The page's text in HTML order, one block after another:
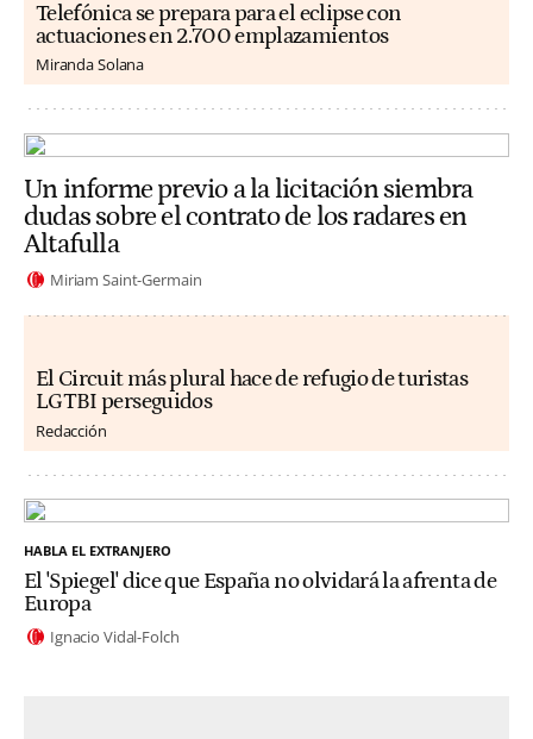
Telefónica se prepara para el eclipse con
actuaciones en 2.700 emplazamientos
Miranda Solana
Un informe previo a la licitación siembra
dudas sobre el contrato de los radares en
Altafulla
Miriam Saint-Germain
El Circuit más plural hace de refugio de turistas
LGTBI perseguidos
Redacción
HABLA EL EXTRANJERO
El 'Spiegel' dice que España no olvidará la afrenta de
Europa
Ignacio Vidal-Folch